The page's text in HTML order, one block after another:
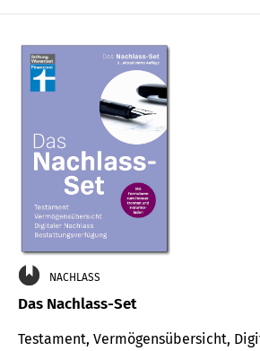
NACHLASS
Das Nachlass-Set
Testament, Vermögens­übersicht,